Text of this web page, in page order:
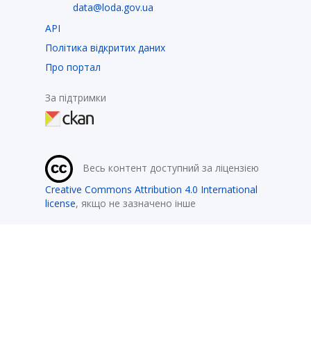
data@loda.gov.ua
API
Політика відкритих даних
Про портал
За підтримки
Весь контент доступний за ліцензією
Creative Commons Attribution 4.0 International
license, якщо не зазначено інше